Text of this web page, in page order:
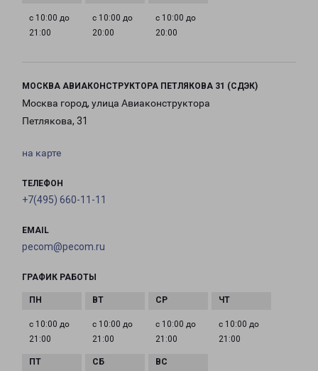
с 10:00 до
21:00
с 10:00 до
20:00
с 10:00 до
20:00
МОСКВА АВИАКОНСТРУКТОРА ПЕТЛЯКОВА 31 (СДЭК)
Москва город, улица Авиаконструктора
Петлякова, 31
на карте
ТЕЛЕФОН
+7(495) 660-11-11
EMAIL
pecom@pecom.ru
ГРАФИК РАБОТЫ
с 10:00 до
21:00
с 10:00 до
21:00
с 10:00 до
21:00
с 10:00 до
21:00